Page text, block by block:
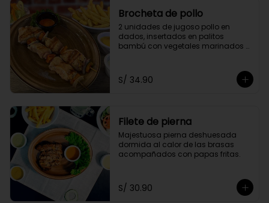
Brocheta de pollo
2 unidades de jugoso pollo en
dados, insertados en palitos
bambú con vegetales marinados
S/ 34.90
Filete de pierna
Majestuosa pierna deshuesada
dormida al calor de las brasas
acompañados con papas fritas.
S/ 30.90